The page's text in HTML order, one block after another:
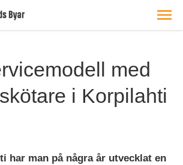
med
i Korpilahti
har man på några år utvecklat en